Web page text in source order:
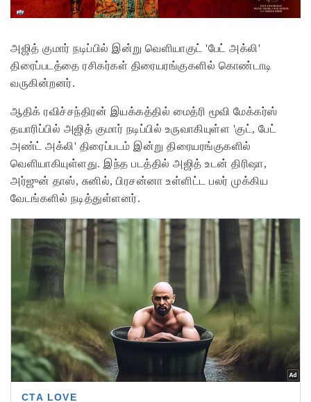
அஜித் குமார் நடிப்பில் இன்று வெளியாகுட் 'பேட் அக்லி'
திரைப்படத்தை ரசிகர்கள் திரையரங்குகளில் கொண்டாடி
வருகின்றனர்.
ஆதிக் ரவிச்சந்திரன் இயக்கத்தில் மைத்ரி மூவி மேக்கர்ஸ்
தயாரிப்பில் அஜித் குமார் நடிப்பில் உருவாகியுள்ள 'குட், பேட்
அண்ட் அக்லி' திரைப்படம் இன்று திரையரங்குகளில்
வெளியாகியுள்ளது. இந்த படத்தில் அஜித் உடன் திரிஷா,
அர்ஜுன் தாஸ், சுனில், பிரசன்னா உள்ளிட்ட பலர் முக்கிய
வேடங்களில் நடித்துள்ளனர்.